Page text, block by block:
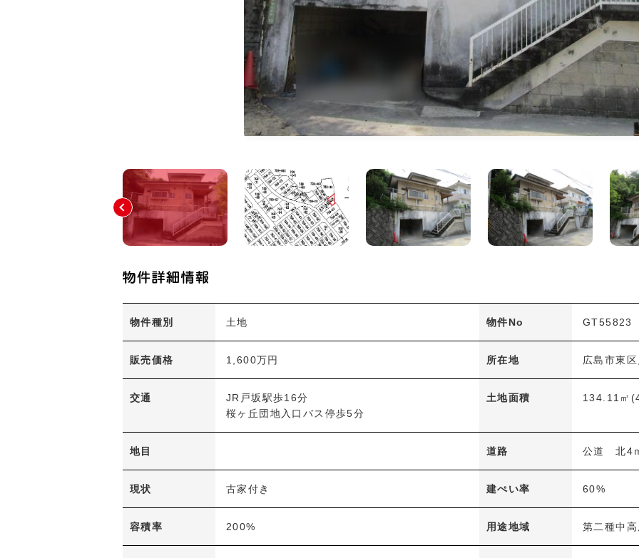
物件種別 土地 物件No GT55823
販売価格 1,600万円 所在地 広島市東
交通
JR戸坂駅歩16分
桜ヶ丘団地入口バス停歩5分
土地面積 134.11㎡
地目 道路 公道 北4
現状 古家付き 建ぺい率 60%
容積率 200% 用途地域 第二種中